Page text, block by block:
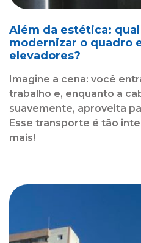
Além da estética: qual
modernizar o quadro
elevadores?
Imagine a cena: você
trabalho e, enquanto a
suavemente, aproveita
Esse transporte é tão
mais!